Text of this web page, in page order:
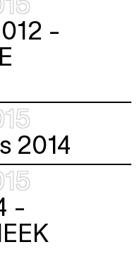
-
2014
-